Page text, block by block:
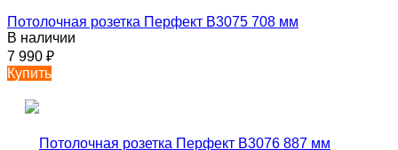
Потолочная розетка Перфект B3075 708 мм
В наличии
7 990 ₽
Купить